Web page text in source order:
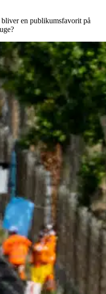
en publikumsfavorit på